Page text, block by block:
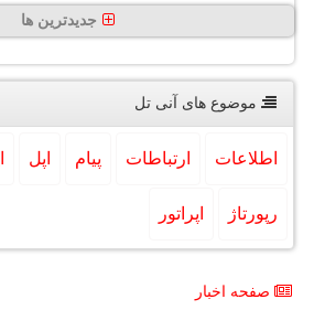
جدیدترین ها
موضوع های آنی تل
اطلاعات ارتباطات پیام اپل
رپورتاژ اپراتور
صفحه اخبار